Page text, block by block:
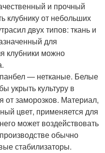
и прочный
клубнику от небольших
двух типов: ткань и
для
клубники можно
— нетканые. Белые
укрыть культуру в
заморозков. Материал,
цвет, применяется для
может воздействовать
обычно
стабилизаторы.